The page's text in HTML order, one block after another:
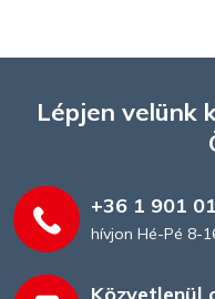
Lépjen velünk
+36 1 901
hívjon Hé-Pé 8-
Közvetlenül